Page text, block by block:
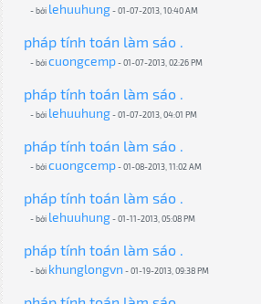
- bởi lehuuhung- 01-07-2013, 10:40 AM
pháp tính toán làm sáo .
- bởicuongcemp- 01-07-2013, 02:26 PM
pháp tính toán làm sáo .
- bởi lehuuhung- 01-07-2013, 04:01 PM
pháp tính toán làm sáo .
- bởicuongcemp- 01-08-2013, 11:02 AM
pháp tính toán làm sáo .
- bởi lehuuhung- 01-11-2013, 05:08 PM
pháp tính toán làm sáo .
- bởi khunglongvn - 01-19-2013, 09:38 PM